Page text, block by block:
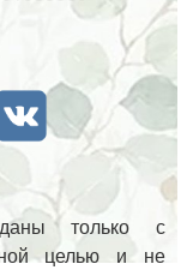
только с
целью и не